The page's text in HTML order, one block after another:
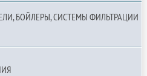
БОЙЛЕРЫ, СИСТЕМЫ ФИЛЬТРАЦИИ